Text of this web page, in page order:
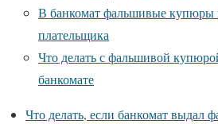
В банкомат фальшивые купюры
плательщика
Что делать с фальшивой
банкомате
Что делать, если банкомат выдал